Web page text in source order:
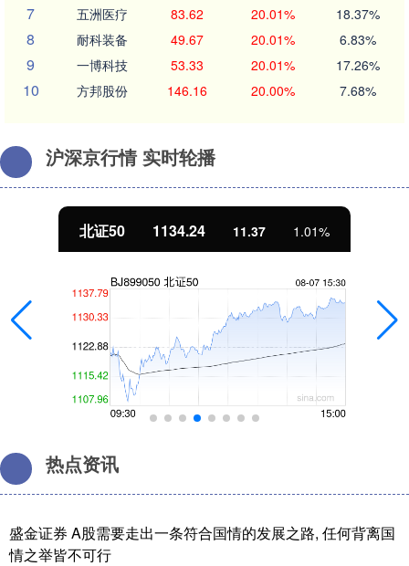
7 五洲医疗 83.62 20.01% 18.37%
8 耐科装备 49.67 20.01% 6.83%
9 一博科技 53.33 20.01% 17.26%
10 方邦股份 146.16 20.00% 7.68%
沪深京行情 实时轮播
北证50 1134.24 11.37 1.01%
热点资讯
盛金证券 A股需要走出一条符合国情的发展之路, 任何背离国
情之举皆不可行